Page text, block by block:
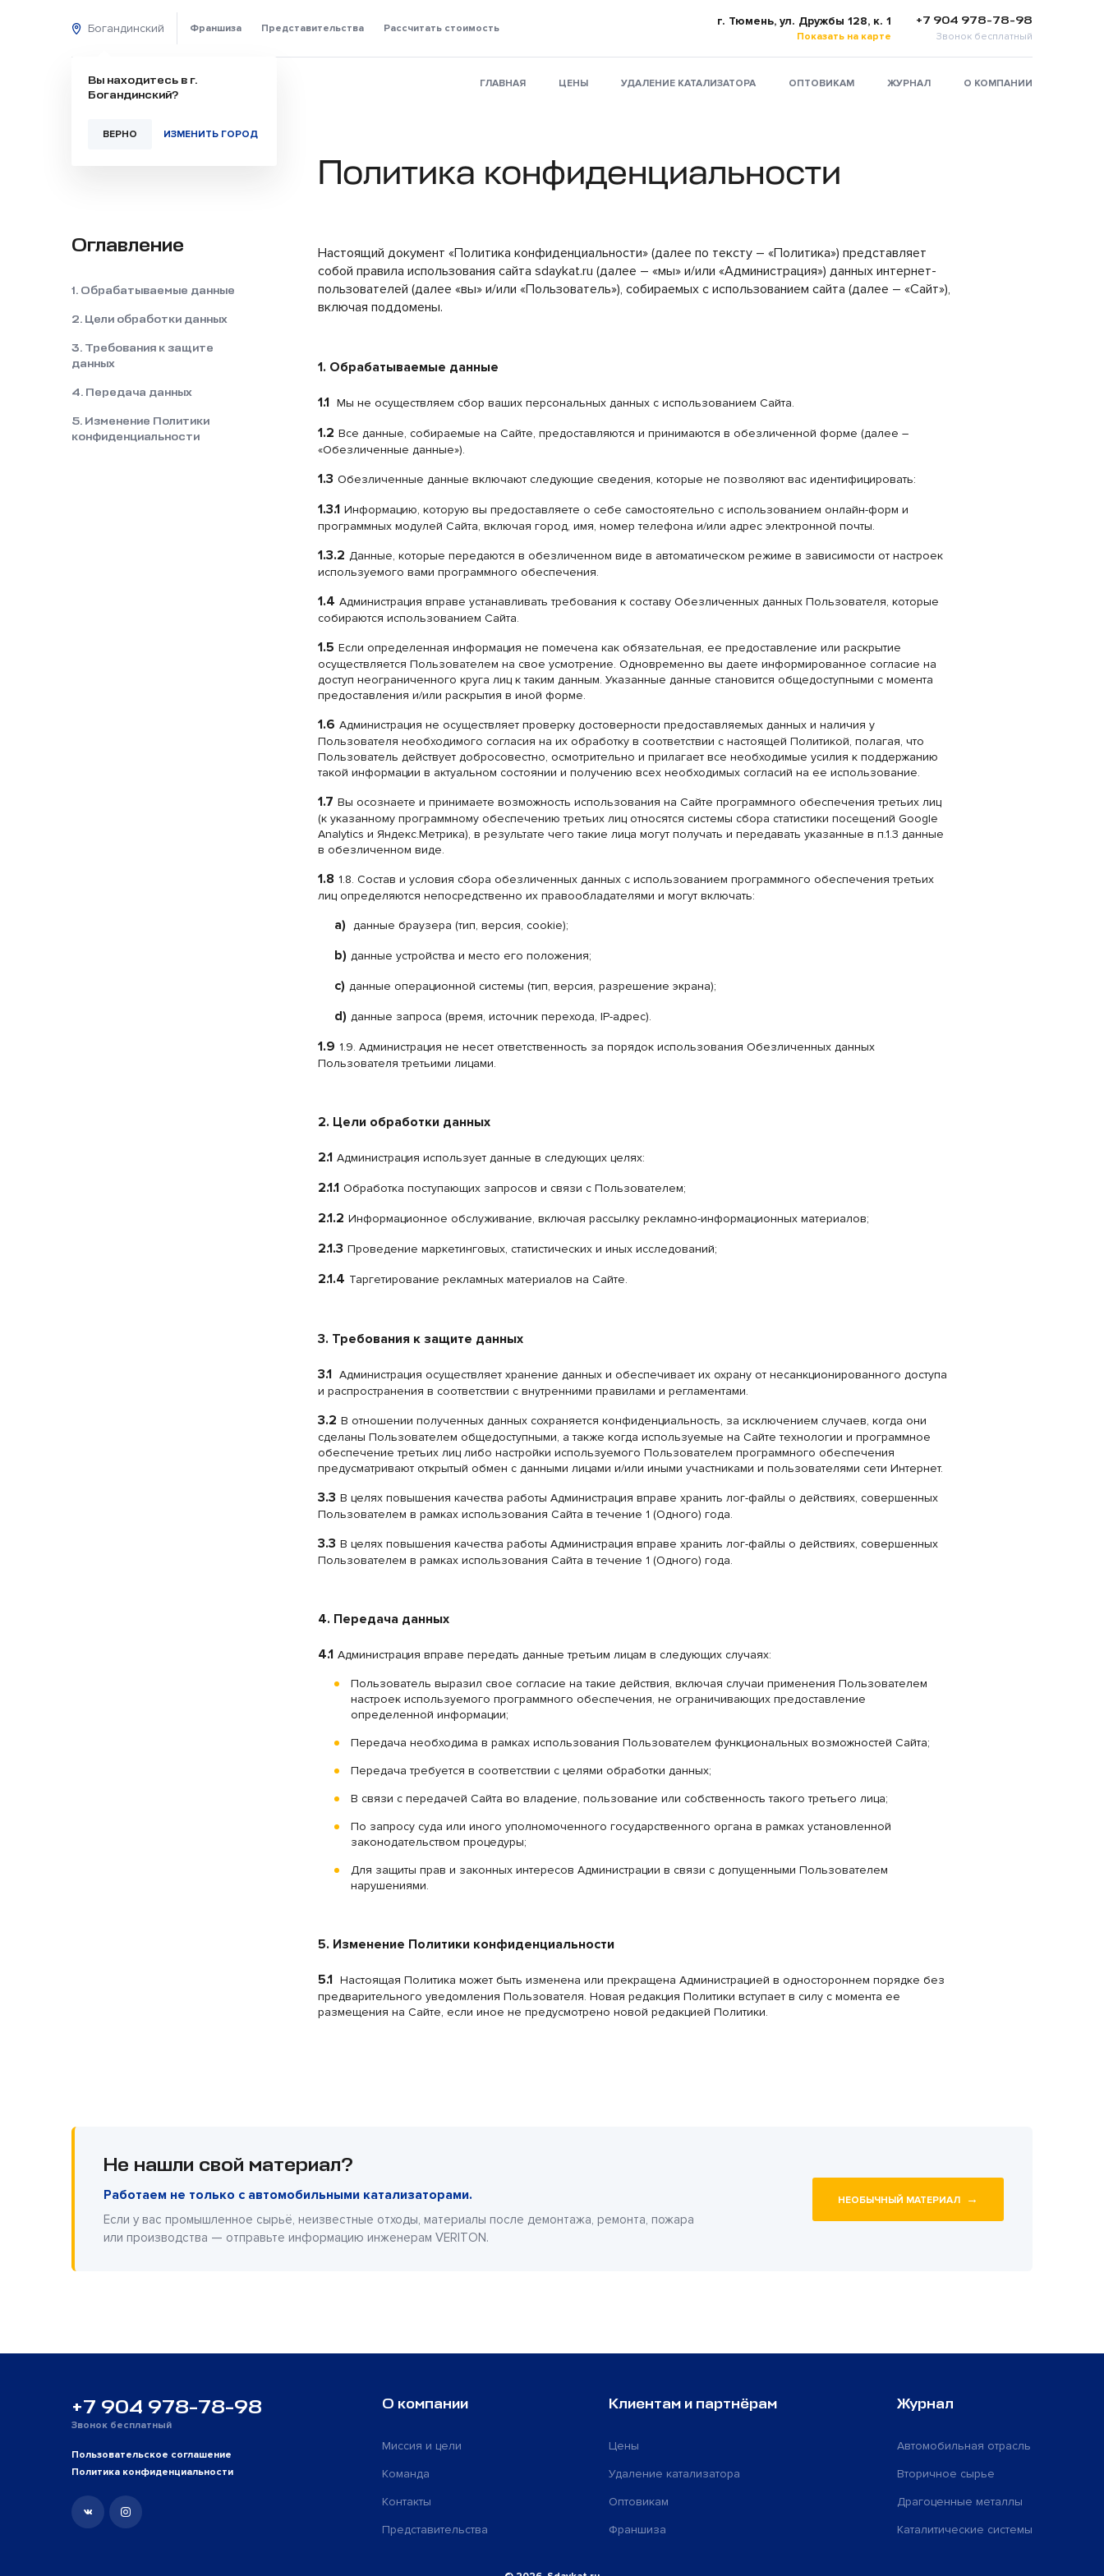
Богандинский
Вы находитесь в г.
Богандинский?
ВЕРНО ИЗМЕНИТЬ ГОРОД
Франшиза Представительства Рассчитать стоимость г. Тюмень, ул. Дружбы 128, к. 1
Показать на карте
+7 904 978-78-98
Звонок бесплатный
ГЛАВНАЯ ЦЕНЫ УДАЛЕНИЕ КАТАЛИЗАТОРА ОПТОВИКАМ ЖУРНАЛ О КОМПАНИИ
Политика конфиденциальности
Оглавление
1. Обрабатываемые данные
2. Цели обработки данных
3. Требования к защите
данных
4. Передача данных
5. Изменение Политики
конфиденциальности
Настоящий документ «Политика конфиденциальности» (далее по тексту – «Политика») представляет
собой правила использования сайта sdaykat.ru (далее – «мы» и/или «Администрация») данных интернет-
пользователей (далее «вы» и/или «Пользователь»), собираемых с использованием сайта (далее – «Сайт»),
включая поддомены.
1. Обрабатываемые данные
1.1 Мы не осуществляем сбор ваших персональных данных с использованием Сайта.
1.2 Все данные, собираемые на Сайте, предоставляются и принимаются в обезличенной форме (далее –
«Обезличенные данные»).
1.3 Обезличенные данные включают следующие сведения, которые не позволяют вас идентифицировать:
1.3.1 Информацию, которую вы предоставляете о себе самостоятельно с использованием онлайн-форм и
программных модулей Сайта, включая город, имя, номер телефона и/или адрес электронной почты.
1.3.2 Данные, которые передаются в обезличенном виде в автоматическом режиме в зависимости от настроек
используемого вами программного обеспечения.
1.4 Администрация вправе устанавливать требования к составу Обезличенных данных Пользователя, которые
собираются использованием Сайта.
1.5 Если определенная информация не помечена как обязательная, ее предоставление или раскрытие
осуществляется Пользователем на свое усмотрение. Одновременно вы даете информированное согласие на
доступ неограниченного круга лиц к таким данным. Указанные данные становится общедоступными с момента
предоставления и/или раскрытия в иной форме.
1.6 Администрация не осуществляет проверку достоверности предоставляемых данных и наличия у
Пользователя необходимого согласия на их обработку в соответствии с настоящей Политикой, полагая, что
Пользователь действует добросовестно, осмотрительно и прилагает все необходимые усилия к поддержанию
такой информации в актуальном состоянии и получению всех необходимых согласий на ее использование.
1.7 Вы осознаете и принимаете возможность использования на Сайте программного обеспечения третьих лиц
(к указанному программному обеспечению третьих лиц относятся системы сбора статистики посещений Google
Analytics и Яндекс.Метрика), в результате чего такие лица могут получать и передавать указанные в п.1.3 данные
в обезличенном виде.
1.8 1.8. Состав и условия сбора обезличенных данных с использованием программного обеспечения третьих
лиц определяются непосредственно их правообладателями и могут включать:
a) данные браузера (тип, версия, cookie);
b) данные устройства и место его положения;
c) данные операционной системы (тип, версия, разрешение экрана);
d) данные запроса (время, источник перехода, IP-адрес).
1.9 1.9. Администрация не несет ответственность за порядок использования Обезличенных данных
Пользователя третьими лицами.
2. Цели обработки данных
2.1 Администрация использует данные в следующих целях:
2.1.1 Обработка поступающих запросов и связи с Пользователем;
2.1.2 Информационное обслуживание, включая рассылку рекламно-информационных материалов;
2.1.3 Проведение маркетинговых, статистических и иных исследований;
2.1.4 Таргетирование рекламных материалов на Сайте.
3. Требования к защите данных
3.1 Администрация осуществляет хранение данных и обеспечивает их охрану от несанкционированного доступа
и распространения в соответствии с внутренними правилами и регламентами.
3.2 В отношении полученных данных сохраняется конфиденциальность, за исключением случаев, когда они
сделаны Пользователем общедоступными, а также когда используемые на Сайте технологии и программное
обеспечение третьих лиц либо настройки используемого Пользователем программного обеспечения
предусматривают открытый обмен с данными лицами и/или иными участниками и пользователями сети Интернет.
3.3 В целях повышения качества работы Администрация вправе хранить лог-файлы о действиях, совершенных
Пользователем в рамках использования Сайта в течение 1 (Одного) года.
3.3 В целях повышения качества работы Администрация вправе хранить лог-файлы о действиях, совершенных
Пользователем в рамках использования Сайта в течение 1 (Одного) года.
4. Передача данных
4.1 Администрация вправе передать данные третьим лицам в следующих случаях:
Пользователь выразил свое согласие на такие действия, включая случаи применения Пользователем
настроек используемого программного обеспечения, не ограничивающих предоставление
определенной информации;
Передача необходима в рамках использования Пользователем функциональных возможностей Сайта;
Передача требуется в соответствии с целями обработки данных;
В связи с передачей Сайта во владение, пользование или собственность такого третьего лица;
По запросу суда или иного уполномоченного государственного органа в рамках установленной
законодательством процедуры;
Для защиты прав и законных интересов Администрации в связи с допущенными Пользователем
нарушениями.
5. Изменение Политики конфиденциальности
5.1 Настоящая Политика может быть изменена или прекращена Администрацией в одностороннем порядке без
предварительного уведомления Пользователя. Новая редакция Политики вступает в силу с момента ее
размещения на Сайте, если иное не предусмотрено новой редакцией Политики.
Не нашли свой материал?
Работаем не только с автомобильными катализаторами.
Если у вас промышленное сырьё, неизвестные отходы, материалы после демонтажа, ремонта, пожара
или производства — отправьте информацию инженерам VERITON.
НЕОБЫЧНЫЙ МАТЕРИАЛ →
+7 904 978-78-98
Звонок бесплатный
Пользовательское соглашение
Политика конфиденциальности
О компании
Миссия и цели
Команда
Контакты
Представительства
Клиентам и партнёрам
Цены
Удаление катализатора
Оптовикам
Франшиза
Журнал
Автомобильная отрасль
Вторичное сырье
Драгоценные металлы
Каталитические системы